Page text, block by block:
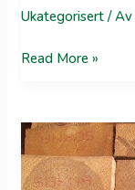
Ukategorisert/ Av
Test
Read More »